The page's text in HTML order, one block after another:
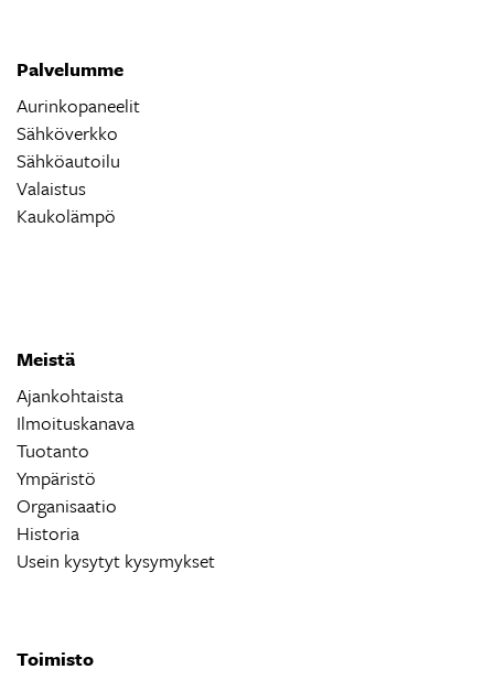
Palvelumme
Aurinkopaneelit
Sähköverkko
Sähköautoilu
Valaistus
Kaukolämpö
Meistä
Ajankohtaista
Ilmoituskanava
Tuotanto
Ympäristö
Organisaatio
Historia
Usein kysytyt kysymykset
Toimisto